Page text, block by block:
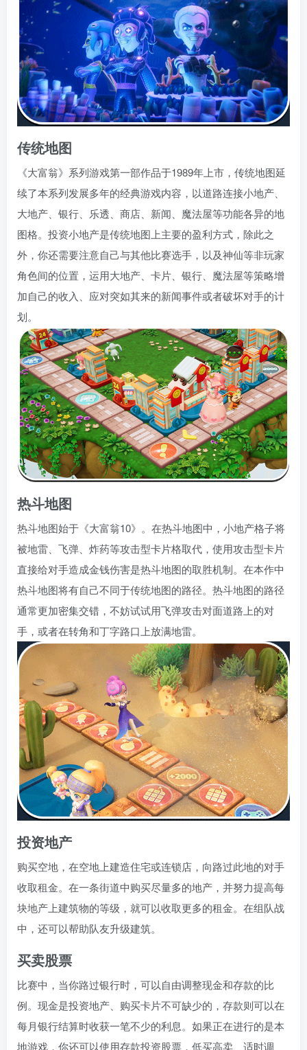
传统地图
《大富翁》系列游戏第一部作品于1989年上市，传统地图延
续了本系列发展多年的经典游戏内容，以道路连接小地产、
大地产、银行、乐透、商店、新闻、魔法屋等功能各异的地
图格。投资小地产是传统地图上主要的盈利方式，除此之
外，你还需要注意自己与其他比赛选手，以及神仙等非玩家
角色间的位置，运用大地产、卡片、银行、魔法屋等策略增
加自己的收入、应对突如其来的新闻事件或者破坏对手的计
划。
热斗地图
热斗地图始于《大富翁10》。在热斗地图中，小地产格子将
被地雷、飞弹、炸药等攻击型卡片格取代，使用攻击型卡片
直接给对手造成金钱伤害是热斗地图的取胜机制。在本作中
热斗地图将有自己不同于传统地图的路径。热斗地图的路径
通常更加密集交错，不妨试试用飞弹攻击对面道路上的对
手，或者在转角和丁字路口上放满地雷。
投资地产
购买空地，在空地上建造住宅或连锁店，向路过此地的对手
收取租金。在一条街道中购买尽量多的地产，并努力提高每
块地产上建筑物的等级，就可以收取更多的租金。在组队战
中，还可以帮助队友升级建筑。
买卖股票
比赛中，当你路过银行时，可以自由调整现金和存款的比
例。现金是投资地产、购买卡片不可缺少的，存款则可以在
每月银行结算时收获一笔不少的利息。如果正在进行的是本
地游戏，你还可以使用存款投资股票，低买高卖、适时调